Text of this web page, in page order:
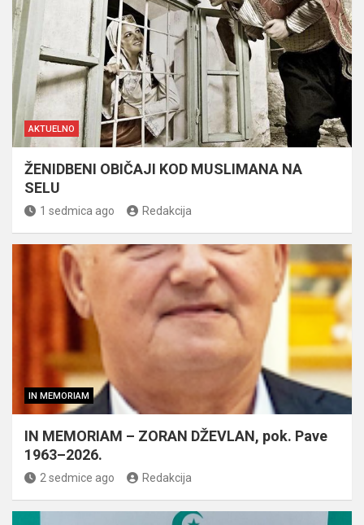
AKTUELNO
ŽENIDBENI OBIČAJI KOD MUSLIMANA NA
SELU
1 sedmica ago Redakcija
IN MEMORIAM
IN MEMORIAM – ZORAN DŽEVLAN, pok. Pave
1963–2026.
2 sedmice ago Redakcija